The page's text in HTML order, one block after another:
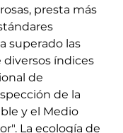
presta más
superado las
diversos índices
de
de la
y el Medio
La ecología de